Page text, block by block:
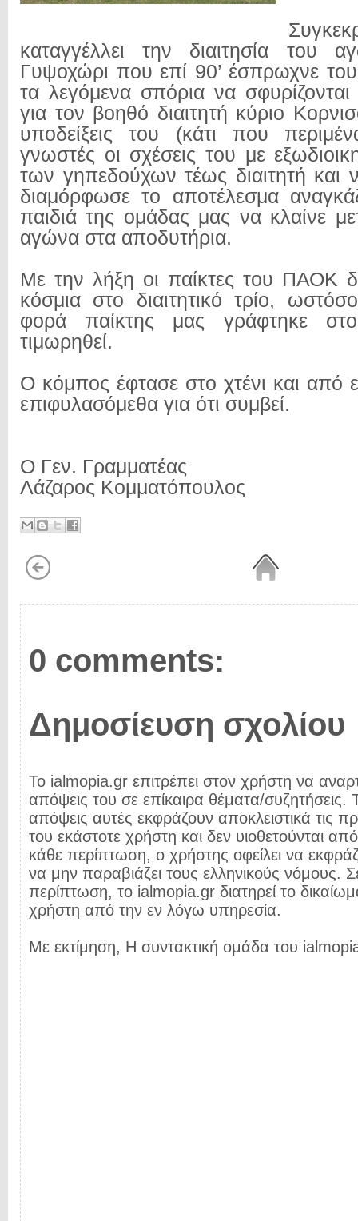
καταγγέλλει την διαιτησία του
Γυψοχώρι που επί 90’ έσπρωχνε
τα λεγόμενα σπόρια να
για τον βοηθό διαιτητή κύριο
υποδείξεις του (κάτι που
γνωστές οι σχέσεις του με
των γηπεδούχων τέως διαιτητή και
διαμόρφωσε το αποτέλεσμα
παιδιά της ομάδας μας να κλαίνε
αγώνα στα αποδυτήρια.
Με την λήξη οι παίκτες του ΠΑΟΚ
κόσμια στο διαιτητικό τρίο,
φορά παίκτης μας γράφτηκε
τιμωρηθεί.
Ο κόμπος έφτασε στο χτένι και από
επιφυλασόμεθα για ότι συμβεί.
Ο Γεν. Γραμματέας
Λάζαρος Κομματόπουλος
0 comments:
Δημοσίευση σχολίου
Το ialmopia.gr επιτρέπει στον χρήστη να
απόψεις του σε επίκαιρα θέματα/συζητήσεις.
απόψεις αυτές εκφράζουν αποκλειστικά τις
του εκάστοτε χρήστη και δεν υιοθετούνται
κάθε περίπτωση, ο χρήστης οφείλει να
να μην παραβιάζει τους ελληνικούς νόμους.
περίπτωση, το ialmopia.gr διατηρεί το
χρήστη από την εν λόγω υπηρεσία.
Με εκτίμηση, Η συντακτική ομάδα του